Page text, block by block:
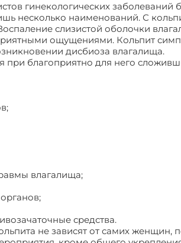
гинекологических
несколько наименований. С
слизистой оболочки
ощущениями. Кольпит
дисбиоза влагалища.
при благоприятно для него
влагалища;
средства.
не зависят от самих женщин,